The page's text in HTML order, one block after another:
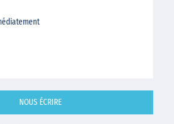
NOUS ÉCRIRE